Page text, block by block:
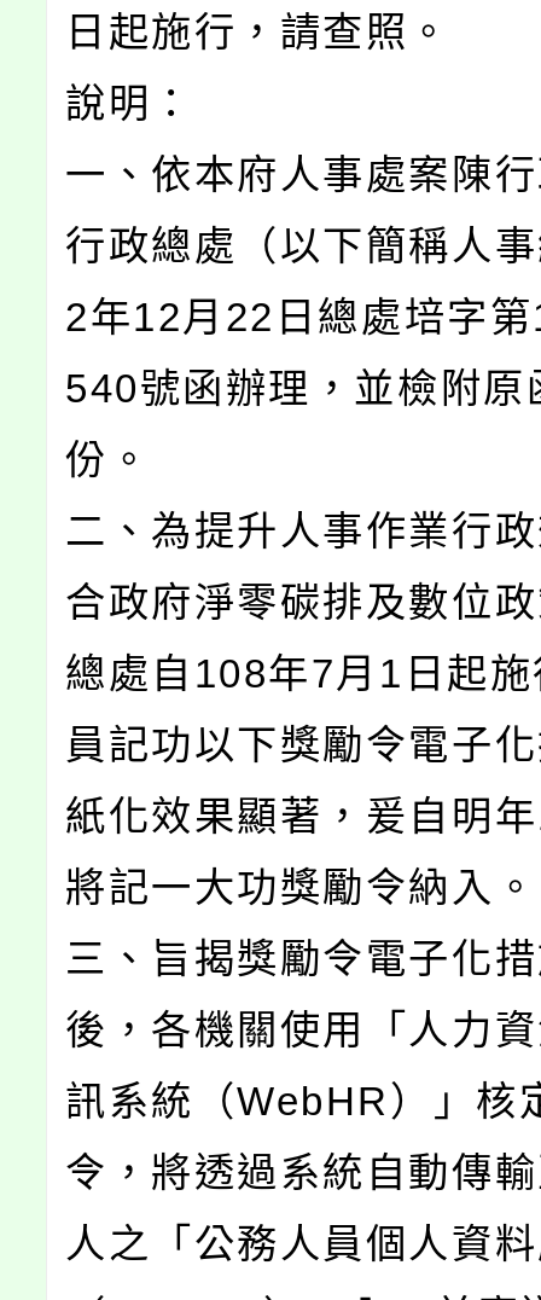
日起施行，請查照。
說明：
一、依本府人事處案陳
行政總處（以下簡稱人
2年12月22日總處培字
540號函辦理，並檢附原
份。
二、為提升人事作業行
合政府淨零碳排及數位
總處自108年7月1日起
員記功以下獎勵令電子
紙化效果顯著，爰自明
將記一大功獎勵令納入。
三、旨揭獎勵令電子化
後，各機關使用「人力
訊系統（WebHR）」核
令，將透過系統自動傳
人之「公務人員個人資